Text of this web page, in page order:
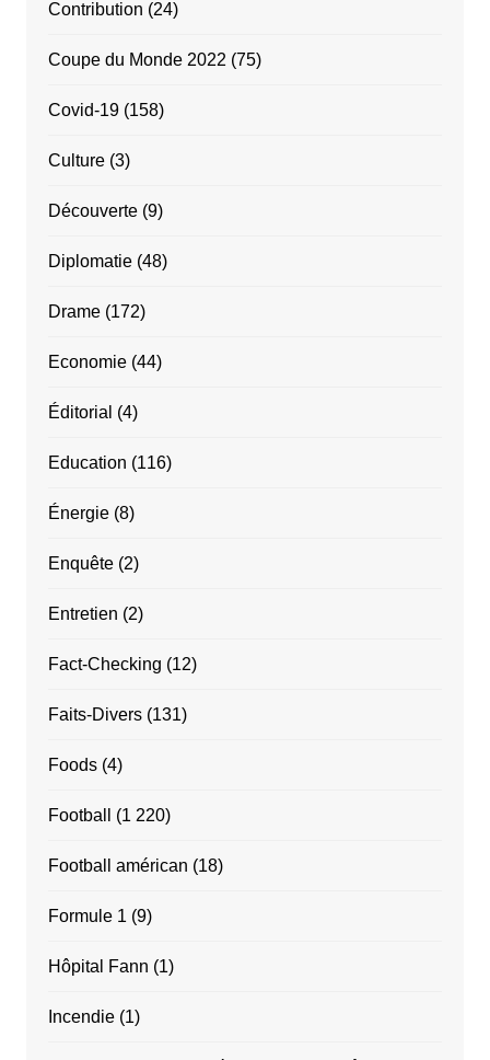
Contribution (24)
Coupe du Monde 2022 (75)
Covid-19(158)
Culture(3)
Découverte(9)
Diplomatie(48)
Drame(172)
Economie(44)
Éditorial (4)
Education (116)
Énergie(8)
Enquête(2)
Entretien (2)
Fact-Checking (12)
Faits-Divers(131)
Foods(4)
Football (1 220)
Football américan (18)
Formule 1 (9)
Hôpital Fann (1)
Incendie(1)